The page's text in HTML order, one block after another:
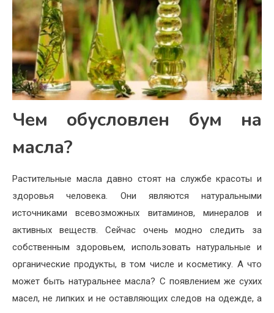
Чем обусловлен бум на
масла?
Растительные масла давно стоят на службе красоты и
здоровья человека. Они являются натуральными
источниками всевозможных витаминов, минералов и
активных веществ. Сейчас очень модно следить за
собственным здоровьем, использовать натуральные и
органические продукты, в том числе и косметику. А что
может быть натуральнее масла? С появлением же сухих
масел, не липких и не оставляющих следов на одежде, а